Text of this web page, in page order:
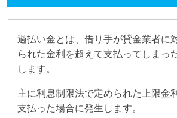
過払い金とは、借り手が貸金業者に
られた金利を超えて支払ってしまっ
します。
主に利息制限法で定められた上限金
支払った場合に発生します。